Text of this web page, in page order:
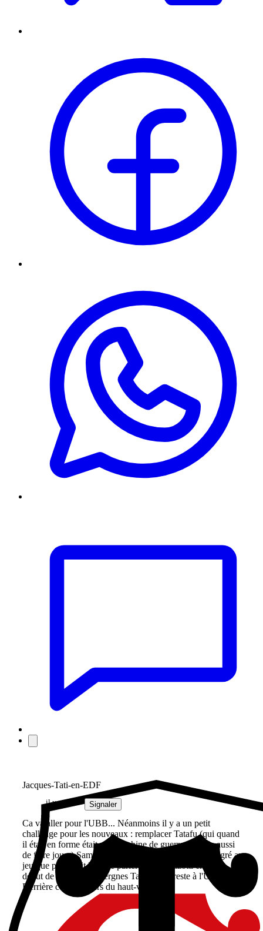
Jacques-Tati-en-EDF
il y a 1 an Signaler
Ca va aller pour l'UBB... Néanmoins il y a un petit
challenge pour les nouveaux : remplacer Tatafu (qui quand
il était en forme était une machine de guerre capable aussi
de faire jouer) Samu et Petti qui s'étaient très bien intégré au
jeu que proposait Bru. Je parierai pour Gazotti en 8 en
dévut de saison. Ou Vergnes Taillefer (il reste à l'UBB ? ).
Derrière c'est toujours du haut-vol...